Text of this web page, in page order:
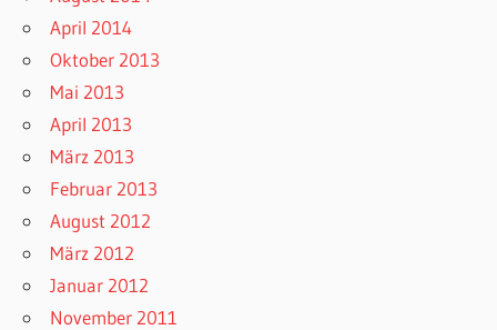
April 2014
Oktober 2013
Mai 2013
April 2013
März 2013
Februar 2013
August 2012
März 2012
Januar 2012
November 2011